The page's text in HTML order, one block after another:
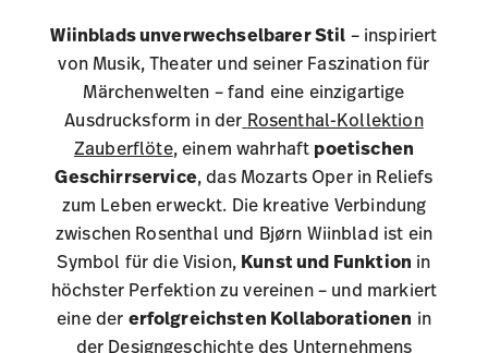
zwischen Rosenthal und Bjørn Wiinblad ist ein
Symbol für die Vision,Kunst und Funktionin
höchster Perfektion zu vereinen – und markiert
eine dererfolgreichsten Kollaborationen
derDesigngeschichte des Unternehmens
Rosenthal.
Steckbrief Bjørn Wiinblad
Geburtsjahr : 1918 in Kopenhagen